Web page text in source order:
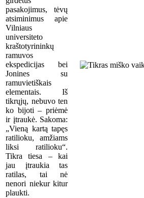
pasakojimus, tėvų
atsiminimus apie
Vilniaus
universiteto
kraštotyrininkų
ramuvos
ekspedicijas bei
Jonines su
ramuvietiškais
elementais. Iš
tikrųjų, nebuvo ten
ko bijoti – priėmė
ir įtraukė. Sakoma:
„Vieną kartą tapęs
ratilioku, amžiams
liksi ratilioku“.
Tikra tiesa – kai
jau įtraukia tas
ratilas, tai nė
nenori niekur kitur
plaukti.